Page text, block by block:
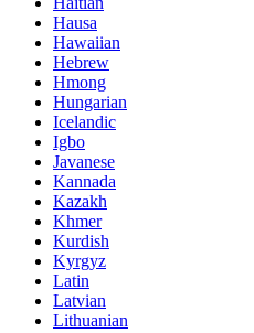
Hausa
Hawaiian
Hebrew
Hmong
Hungarian
Icelandic
Igbo
Javanese
Kannada
Kazakh
Khmer
Kurdish
Kyrgyz
Latin
Latvian
Lithuanian